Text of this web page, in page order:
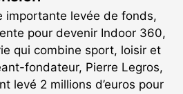
importante levée de fonds,
pour devenir Indoor 360,
qui combine sport, loisir et
fondateur, Pierre Legros,
levé 2 millions d’euros pour